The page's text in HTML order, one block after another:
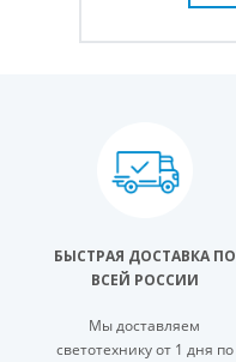
БЫСТРАЯ ДОСТАВКА ПО
ВСЕЙ РОССИИ
Мы доставляем
светотехнику от 1 дня по